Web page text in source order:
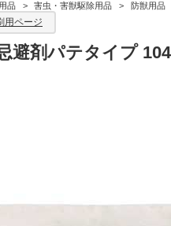
品 > 害虫・害獣駆除用品 > 防獣用品
用ページ
避剤パテタイプ